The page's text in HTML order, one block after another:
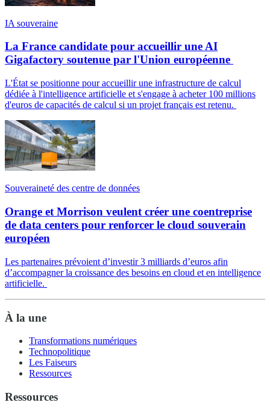
IA souveraine
La France candidate pour accueillir une AI
Gigafactory soutenue par l'Union européenne
L'État se positionne pour accueillir une infrastructure de calcul
dédiée à l'intelligence artificielle et s'engage à acheter 100 millions
d'euros de capacités de calcul si un projet français est retenu.
Souveraineté des centre de données
Orange et Morrison veulent créer une coentreprise
de data centers pour renforcer le cloud souverain
européen
Les partenaires prévoient d’investir 3 milliards d’euros afin
d’accompagner la croissance des besoins en cloud et en intelligence
artificielle.
À la une
Transformations numériques
Technopolitique
Les Faiseurs
Ressources
Ressources